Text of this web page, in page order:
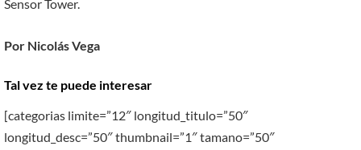
Sensor Tower.
Por Nicolás Vega
Tal vez te puede interesar
[categorias limite=”12″ longitud_titulo=”50″
longitud_desc=”50″ thumbnail=”1″ tamano=”50″